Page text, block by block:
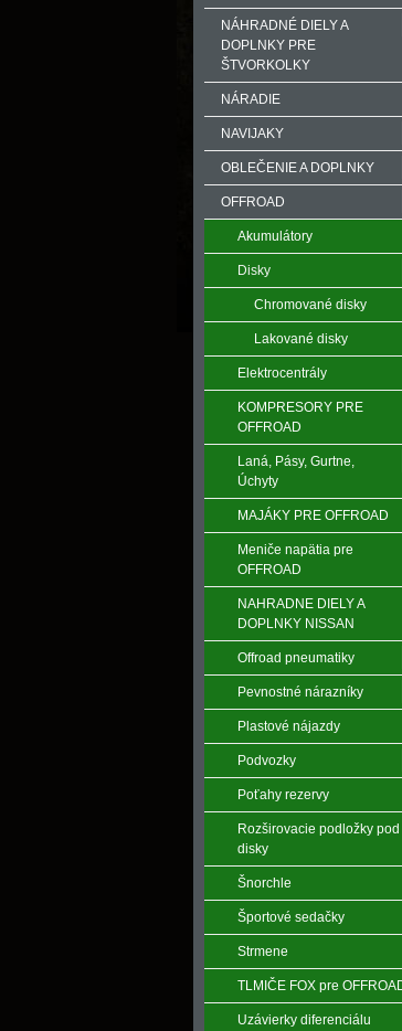
NÁHRADNÉ DIELY A
DOPLNKY PRE
ŠTVORKOLKY
NÁRADIE
NAVIJAKY
OBLEČENIE A DOPLNKY
OFFROAD
Akumulátory
Disky
Chromované disky
Lakované disky
Elektrocentrály
KOMPRESORY PRE
OFFROAD
Laná, Pásy, Gurtne,
Úchyty
MAJÁKY PRE OFFROAD
Meniče napӓtia pre
OFFROAD
NAHRADNE DIELY A
DOPLNKY NISSAN
Offroad pneumatiky
Pevnostné nárazníky
Plastové nájazdy
Podvozky
Poťahy rezervy
Rozširovacie podložky pod
disky
Šnorchle
Športové sedačky
Strmene
TLMIČE FOX pre
Uzávierky diferenciálu